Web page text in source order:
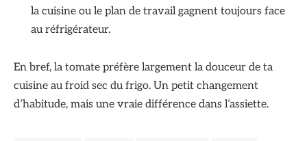
la cuisine ou le plan de travail gagnent toujours face
au réfrigérateur.
En bref, la tomate préfère largement la douceur de ta
cuisine au froid sec du frigo. Un petit changement
d’habitude, mais une vraie différence dans l’assiette.